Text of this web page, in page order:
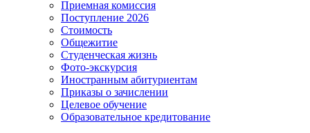
Приемная комиссия
Поступление 2026
Стоимость
Общежитие
Студенческая жизнь
Фото-экскурсия
Иностранным абитуриентам
Приказы о зачислении
Целевое обучение
Образовательное кредитование